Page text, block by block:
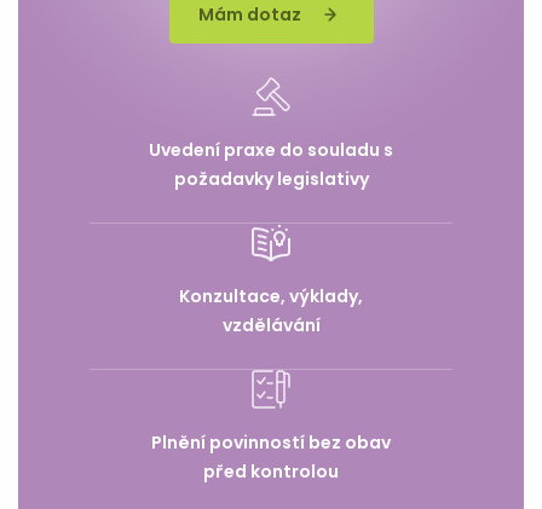
Mám dotaz
Uvedení praxe do souladu s
požadavky legislativy
Konzultace, výklady,
vzdělávání
Plnění povinností bez obav
před kontrolou